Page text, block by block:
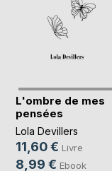
L'ombre de mes
pensées
Lola Devillers
11,60 € Livre
8,99 € Ebook